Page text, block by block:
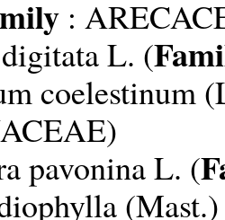
:
L. (
coelestinum
)
pavoninaL. (